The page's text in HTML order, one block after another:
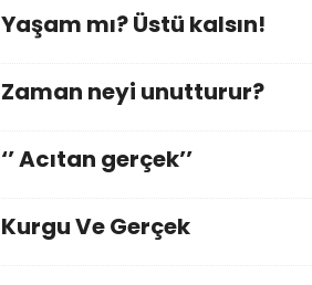
Yaşam mı? Üstü kalsın!
Zaman neyi unutturur?
‘’ Acıtan gerçek’’
Kurgu Ve Gerçek